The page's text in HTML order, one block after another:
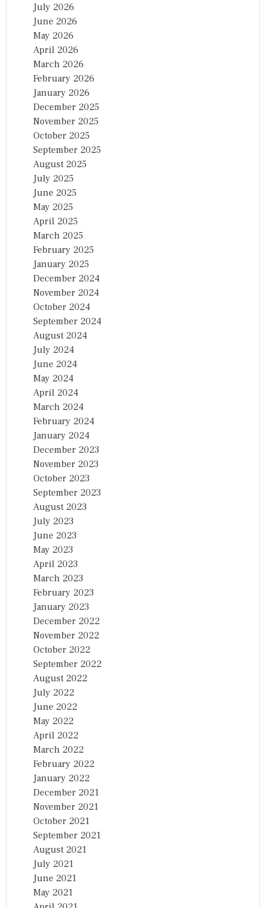
July 2026
June 2026
May 2026
April 2026
March 2026
February 2026
January 2026
December 2025
November 2025
October 2025
September 2025
August 2025
July 2025
June 2025
May 2025
April 2025
March 2025
February 2025
January 2025
December 2024
November 2024
October 2024
September 2024
August 2024
July 2024
June 2024
May 2024
April 2024
March 2024
February 2024
January 2024
December 2023
November 2023
October 2023
September 2023
August 2023
July 2023
June 2023
May 2023
April 2023
March 2023
February 2023
January 2023
December 2022
November 2022
October 2022
September 2022
August 2022
July 2022
June 2022
May 2022
April 2022
March 2022
February 2022
January 2022
December 2021
November 2021
October 2021
September 2021
August 2021
July 2021
June 2021
May 2021